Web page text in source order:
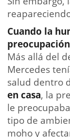
Cuando la
Más allá del
Mercedes
salud dentro
en casa, la
le
tipo de
moho y